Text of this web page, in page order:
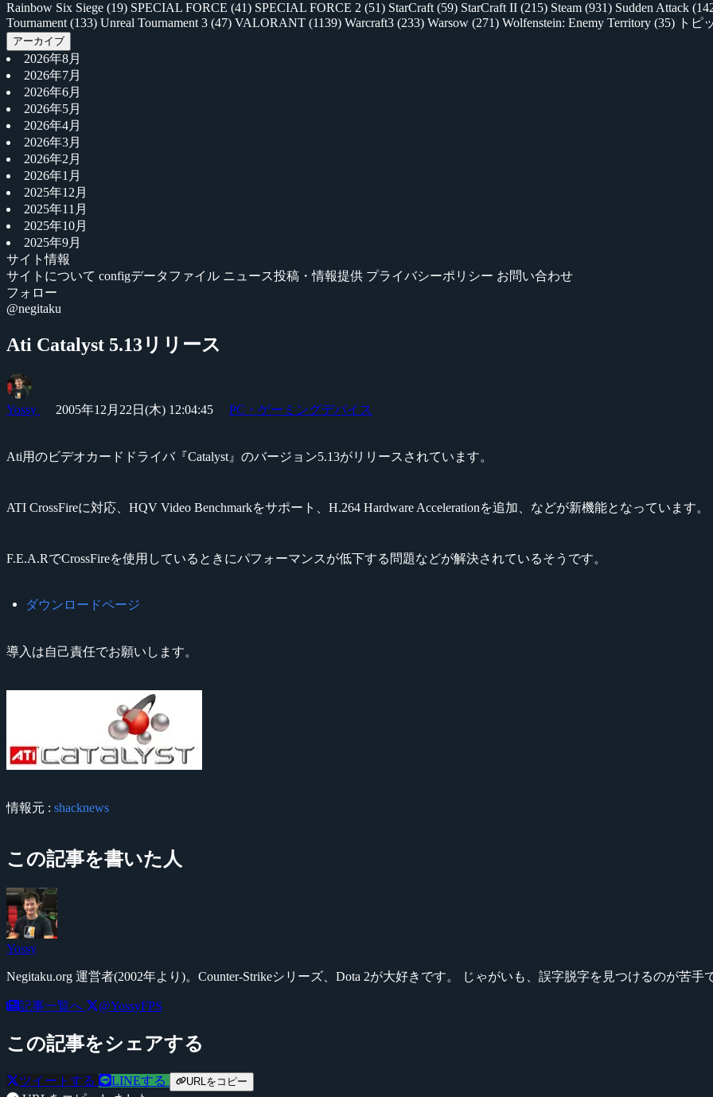
Rainbow Six Siege (19) SPECIAL FORCE (41) SPECIAL FORCE 2 (51) StarCraft (59) StarCraft II (215) Steam (931) Sudden Attack
Tournament (133) Unreal Tournament 3 (47) VALORANT (1139) Warcraft3 (233) Warsow (271) Wolfenstein: Enemy Territory (35) トピ
アーカイブ
2026年8月
2026年7月
2026年6月
2026年5月
2026年4月
2026年3月
2026年2月
2026年1月
2025年12月
2025年11月
2025年10月
2025年9月
サイト情報
サイトについて configデータファイル ニュース投稿・情報提供 プライバシーポリシー お問い合わせ
フォロー
@negitaku
Ati Catalyst 5.13リリース
Yossy 2005年12月22日(木) 12:04:45 PC・ゲーミングデバイス
Ati用のビデオカードドライバ『Catalyst』のバージョン5.13がリリースされています。
ATI CrossFireに対応、HQV Video Benchmarkをサポート、H.264 Hardware Accelerationを追加、などが新機能となっています。
F.E.A.RでCrossFireを使用しているときにパフォーマンスが低下する問題などが解決されているそうです。
ダウンロードページ
導入は自己責任でお願いします。
情報元 : shacknews
この記事を書いた人
Yossy
Negitaku.org 運営者(2002年より)。Counter-Strikeシリーズ、Dota 2が大好きです。 じゃがいも、誤字脱字を見つけるのが苦
記事一覧へ @YossyFPS
この記事をシェアする
ツイートする LINEする URLをコピー